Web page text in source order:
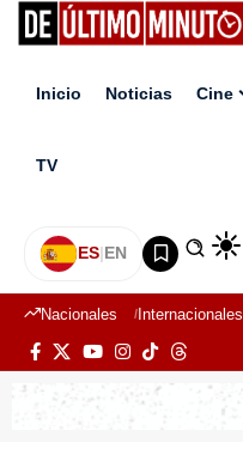
Inicio Noticias Cine
TV
ES|EN
Nacionales Internacionales